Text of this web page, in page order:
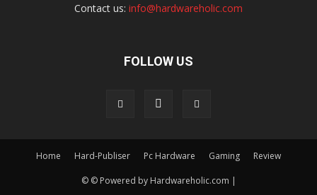
Contact us: info@hardwareholic.com
FOLLOW US
Home Hard-Publiser Pc Hardware Gaming Review
© © Powered by Hardwareholic.com |